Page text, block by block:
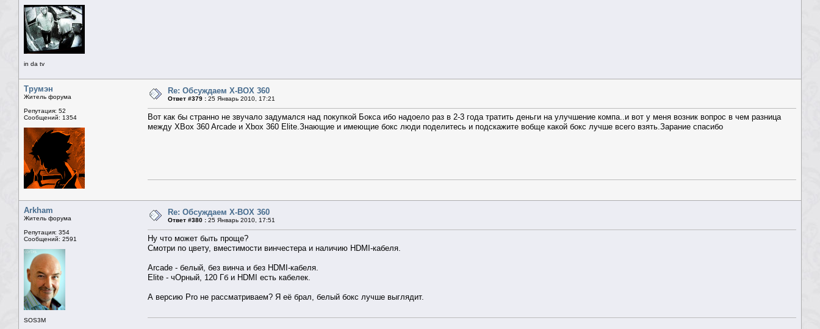
in da tv
Трумэн
Житель форума
Репутация: 52
Сообщений: 1354
Re: Обсуждаем X-BOX 360
Ответ #379 : 25 Январь 2010, 17:21
Вот как бы странно не звучало задумался над покупкой Бокса ибо надоело раз в 2-3 года тратить деньги на улучшение компа..и вот у меня возник вопрос в чем разница
между XBox 360 Arcade и Xbox 360 Elite.Знающие и имеющие бокс люди поделитесь и подскажите вобще какой бокс лучше всего взять.Зарание спасибо
Arkham
Житель форума
Репутация: 354
Сообщений: 2591
SOS3M
Re: Обсуждаем X-BOX 360
Ответ #380 : 25 Январь 2010, 17:51
Ну что может быть проще?
Смотри по цвету, вместимости винчестера и наличию HDMI-кабеля.
Arcade - белый, без винча и без HDMI-кабеля.
Elite - чОрный, 120 Гб и HDMI есть кабелек.
А версию Pro не рассматриваем? Я её брал, белый бокс лучше выглядит.